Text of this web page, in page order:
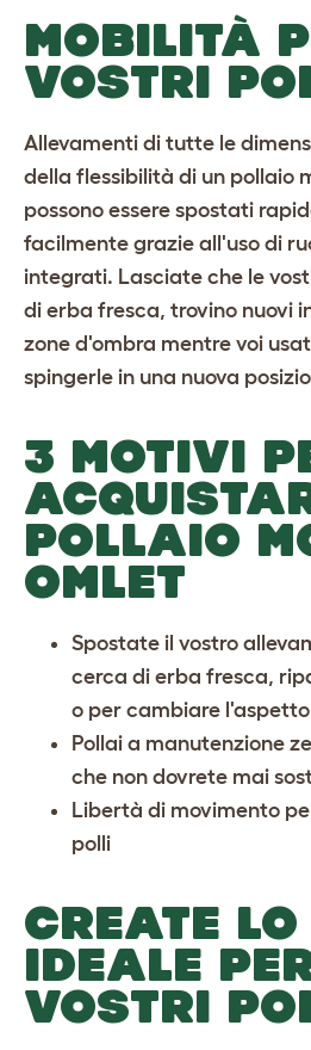
MOBILITÀ
VOSTRI
Allevamenti di tutte le
della flessibilità di un pollaio
possono essere spostati
facilmente grazie all'uso di
integrati. Lasciate che le
di erba fresca, trovino nuovi
zone d'ombra mentre voi
spingerle in una nuova
3 MOTIVI
POLLAIO
OMLET
Spostate il vostro
cerca di erba fresca,
o per cambiare
Pollai a manutenzione
che non dovrete mai
Libertà di movimento
polli
CREATE
IDEALE
VOSTRI